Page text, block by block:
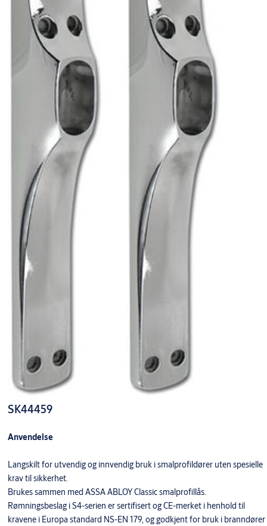
SK44459
Anvendelse
Langskilt for utvendig og innvendig bruk i smalprofildører uten spesielle
krav til sikkerhet.
Brukes sammen med ASSA ABLOY Classic smalprofillås.
Rømningsbeslag i S4-serien er sertifisert og CE-merket i henhold til
kravene i Europa standard NS-EN 179, og godkjent for bruk i branndører